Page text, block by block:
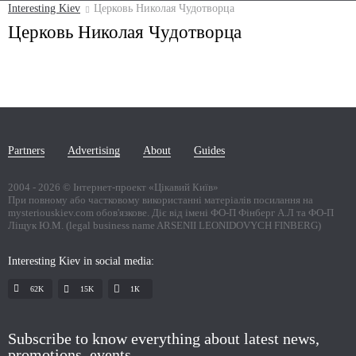
Interesting Kiev Церковь Николая Чудотворца
Церковь Николая Чудотворца
Partners Advertising About Guides
2004 - 2026 © Інтернет-проект «Цікавий Київ»
При повному або частковому використанні матеріалів посилання на
mysteriouskiev.com обов'язкове. Діє від імені ФО-П Фінберг А.Л та ФО-П
Ліщук Ю.М. (legal business name ARSENII LEONIDOVYCH FINBERG)
Interesting Kiev in social media:
62K 15K 1К
Subscribe to know everything about latest news,